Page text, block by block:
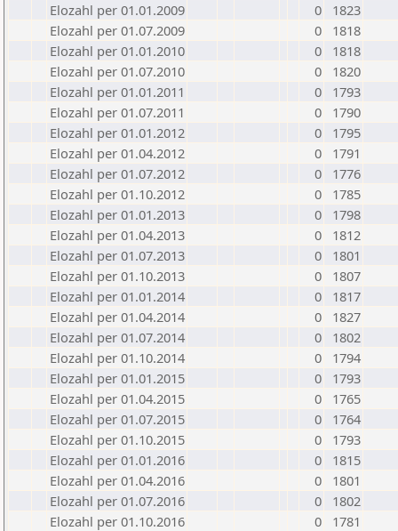
Elozahl per 01.01.2009
0
1823
Elozahl per 01.07.2009
0
1818
Elozahl per 01.01.2010
0
1818
Elozahl per 01.07.2010
0
1820
Elozahl per 01.01.2011
0
1793
Elozahl per 01.07.2011
0
1790
Elozahl per 01.01.2012
0
1795
Elozahl per 01.04.2012
0
1791
Elozahl per 01.07.2012
0
1776
Elozahl per 01.10.2012
0
1785
Elozahl per 01.01.2013
0
1798
Elozahl per 01.04.2013
0
1812
Elozahl per 01.07.2013
0
1801
Elozahl per 01.10.2013
0
1807
Elozahl per 01.01.2014
0
1817
Elozahl per 01.04.2014
0
1827
Elozahl per 01.07.2014
0
1802
Elozahl per 01.10.2014
0
1794
Elozahl per 01.01.2015
0
1793
Elozahl per 01.04.2015
0
1765
Elozahl per 01.07.2015
0
1764
Elozahl per 01.10.2015
0
1793
Elozahl per 01.01.2016
0
1815
Elozahl per 01.04.2016
0
1801
Elozahl per 01.07.2016
0
1802
Elozahl per 01.10.2016
0
1781